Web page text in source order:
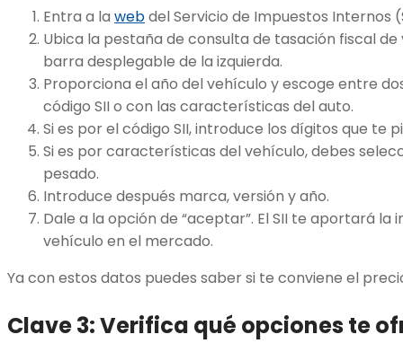
Entra a la webdel Servicio de Impuestos Internos
Ubica la pestaña de consulta de tasación fiscal de
barra desplegable de la izquierda.
Proporciona el año del vehículo y escoge entre
código SII o con las características del auto.
Si es por el código SII, introduce los dígitos que te
Si es por características del vehículo, debes
pesado.
Introduce después marca, versión y año.
Dale a la opción de “aceptar”. El SII te aportará
vehículo en el mercado.
Ya con estos datos puedes saber si te conviene el
Clave 3: Verifica qué opciones te